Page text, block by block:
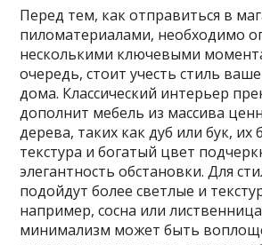
Перед тем, как отправиться в
пиломатериалами, необходимо
несколькими ключевыми
очередь, стоит учесть стиль
дома. Классический интерьер
дополнит мебель из массива
дерева, таких как дуб или бук, их
текстура и богатый цвет
элегантность обстановки. Для
подойдут более светлые и
например, сосна или
минимализм может быть